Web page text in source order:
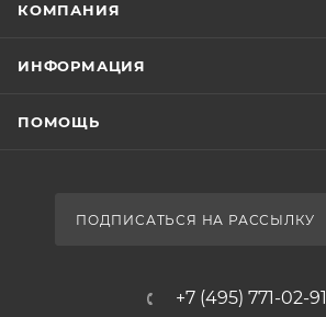
КОМПАНИЯ
ИНФОРМАЦИЯ
ПОМОЩЬ
ПОДПИСАТЬСЯ НА РАССЫЛКУ
+7 (495) 771-02-91